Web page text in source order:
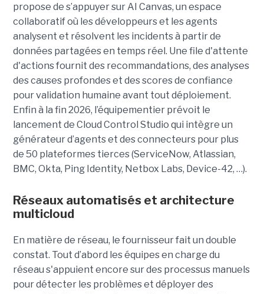
propose de s’appuyer sur AI Canvas, un espace
collaboratif où les développeurs et les agents
analysent et résolvent les incidents à partir de
données partagées en temps réel. Une file d'attente
d'actions fournit des recommandations, des analyses
des causes profondes et des scores de confiance
pour validation humaine avant tout déploiement.
Enfin à la fin 2026, l’équipementier prévoit le
lancement de Cloud Control Studio qui intègre un
générateur d’agents et des connecteurs pour plus
de 50 plateformes tierces (ServiceNow, Atlassian,
BMC, Okta, Ping Identity, Netbox Labs, Device-42, …).
Réseaux automatisés et architecture
multicloud
En matière de réseau, le fournisseur fait un double
constat. Tout d’abord les équipes en charge du
réseau s'appuient encore sur des processus manuels
pour détecter les problèmes et déployer des